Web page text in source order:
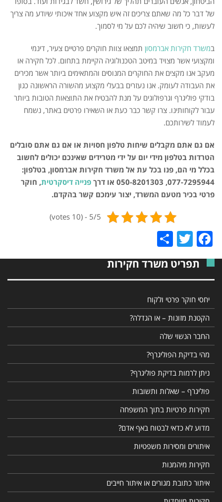
של דבר כל מה שאתם צריכים זה איש מקצוע אחד איכותי שיודע מה צריך
לעשות, כי חשוב שיהיה לכם על מי לסמוך.
במשרד חקירות אברמסון תמצאו צוות חוקרים פרטיים צעיר, דינמי
ומקצועי אשר מצויד במיטב הטכנולוגיה הקיימת בתחום. לכל חקירה או
מעקב אנו מקצים את החוקרים המנוסים והמתאימים ביותר אשר מכירים
את העבודה לעומק. אנו נעזרים בבעלי מקצוע מהשורה הראשונה כגון
בודקי פוליגרף וגרפולוגים על מנת להבטיח את התוצאות הטובות ביותר
עבור לקוחותינו. צרו קשר כבר כעת או השאירו פרטים באתר, נשמח
לעמוד לשירותכם.
אם גם אתם מקבלים שיחות טלפון חסויות או אם גם אתם סובלים
הטרדות בטלפון מידי יום על ידי מטרידים שאינכם יכולים לחשוב
בכלל מי הם, פנו בכל עת אל משרד חקירות אברמסון, בטלפון:
077-7295944, 050-8201303 או דרך
פנייה דיסקרטית, חוקר
פרטי בכיר מטעם המשרד, יצור עימכם קשר בהקדם.
5/5 - (10 votes)
Facebook
Twitter
תפריט משרד חקירות
יחסי חוקר פרטי ולקוח
הקטנת מזונות – או הגדלה?
החבר הנשוי שלה
מהי בדיקת הפוליגרף?
ניתן לרמות בדיקת פוליגרף?
פוליגרף – שאלות ותשובות
חקירות פרטיות בתוך המשפחה
מדוע לא כדאי לבטוח באף אדם?
איתורים ומסירות משפטיות
חקירות מיהמנות
איתור כתובת מגורים או איתור חייבים